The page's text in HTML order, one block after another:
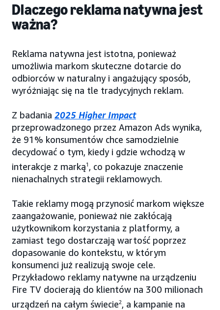
Dlaczego reklama natywna jest
ważna?
Reklama natywna jest istotna, ponieważ
umożliwia markom skuteczne dotarcie do
odbiorców w naturalny i angażujący sposób,
wyróżniając się na tle tradycyjnych reklam.
Z badania 2025 Higher Impact
przeprowadzonego przez Amazon Ads wynika,
że 91% konsumentów chce samodzielnie
decydować o tym, kiedy i gdzie wchodzą w
interakcje z marką1 , co pokazuje znaczenie
nienachalnych strategii reklamowych.
Takie reklamy mogą przynosić markom większe
zaangażowanie, ponieważ nie zakłócają
użytkownikom korzystania z platformy, a
zamiast tego dostarczają wartość poprzez
dopasowanie do kontekstu, w którym
konsumenci już realizują swoje cele.
Przykładowo reklamy natywne na urządzeniu
Fire TV docierają do klientów na 300 milionach
urządzeń na całym świecie2, a kampanie na